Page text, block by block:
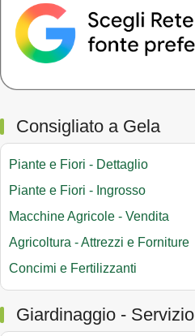
Consigliato a Gela
Piante e Fiori - Dettaglio
Piante e Fiori - Ingrosso
Macchine Agricole - Vendita
Agricoltura - Attrezzi e Forniture
Concimi e Fertilizzanti
Giardinaggio - Servizio